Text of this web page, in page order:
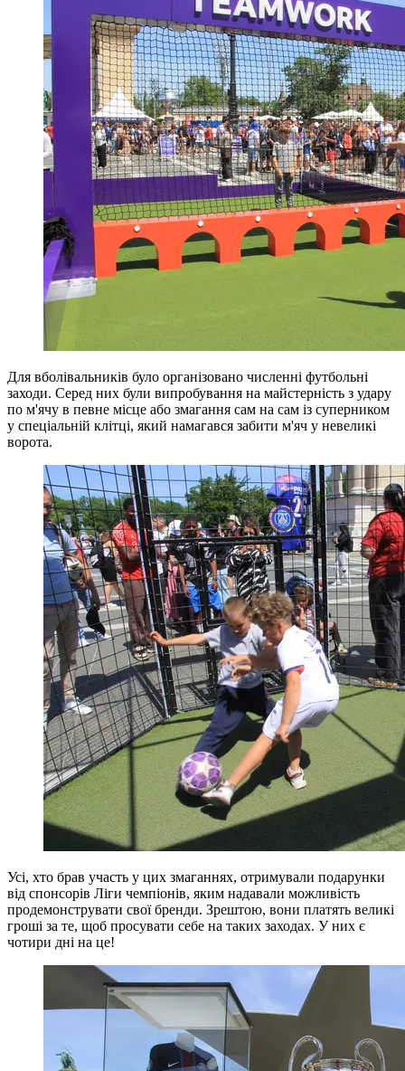
Для вболівальників було організовано численні футбольні
заходи. Серед них були випробування на майстерність з удару
по м'ячу в певне місце або змагання сам на сам із суперником
у спеціальній клітці, який намагався забити м'яч у невеликі
ворота.
Усі, хто брав участь у цих змаганнях, отримували подарунки
від спонсорів Ліги чемпіонів, яким надавали можливість
продемонструвати свої бренди. Зрештою, вони платять великі
гроші за те, щоб просувати себе на таких заходах. У них є
чотири дні на це!